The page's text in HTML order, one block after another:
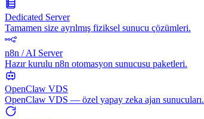
Dedicated Server
Tamamen size ayrılmış fiziksel sunucu çözümleri.
n8n / AI Server
Hazır kurulu n8n otomasyon sunucusu paketleri.
OpenClaw VDS
OpenClaw VDS — özel yapay zeka ajan sunucuları.